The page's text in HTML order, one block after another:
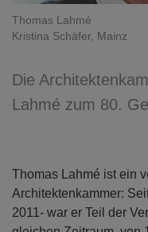
Thomas Lahmé
Kristina Schäfer, Mainz
Die
Lahmé zum 80.
Thomas Lahmé ist ein
Architektenkammer:
2011- war er Teil der